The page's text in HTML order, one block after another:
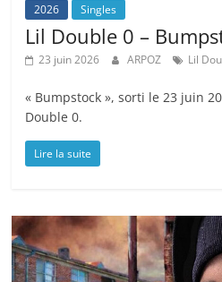
2026 Singles
Lil Double 0 –
23 juin 2026 ARPOZ Lil
« Bumpstock », sorti le 23 juin
Double 0.
Lire la suite